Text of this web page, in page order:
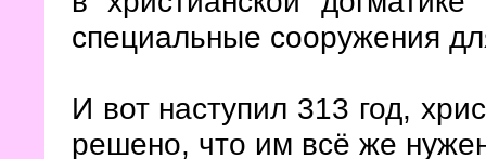
специальные сооружения
И вот наступил 313 год,
решено, что им всё же